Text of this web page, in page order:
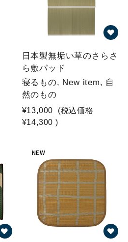
日本製無垢い草のさらさ
ら敷パッド
寝るもの, New item, 自
然のもの
¥13,000
(税込価格
¥14,300 )
NEW